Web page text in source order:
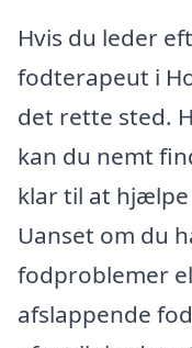
Hvis du leder
fodterapeut i
det rette sted.
kan du nemt
klar til at
Uanset om du
fodproblemer
afslappende